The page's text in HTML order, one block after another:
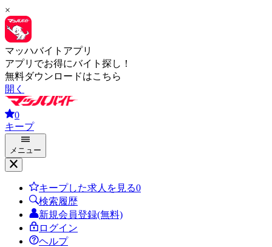
×
マッハバイトアプリ
アプリでお得にバイト探し！
無料ダウンロードはこちら
開く
0
キープ
メニュー
キープした求人を見る0
検索履歴
新規会員登録(無料)
ログイン
ヘルプ